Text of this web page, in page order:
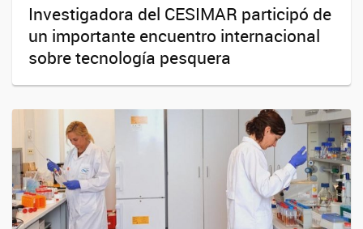
Investigadora del CESIMAR participó de
un importante encuentro internacional
sobre tecnología pesquera